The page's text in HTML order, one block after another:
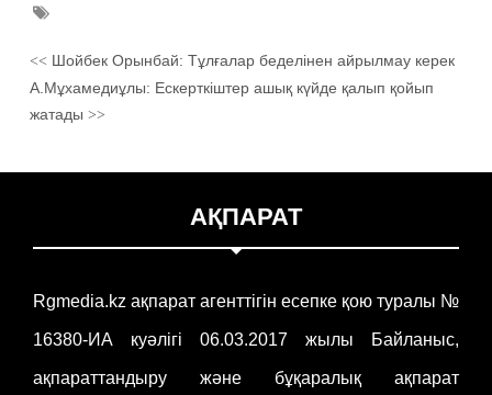
<<Шойбек Орынбай: Тұлғалар беделінен айрылмау керек
А.Мұхамедиұлы: Ескерткіштер ашық күйде қалып қойып
жатады >>
АҚПАРАТ
Rgmedia.kz ақпарат агенттігін есепке қою туралы №
16380-ИА куәлігі 06.03.2017 жылы Байланыс,
ақпараттандыру және бұқаралық ақпарат